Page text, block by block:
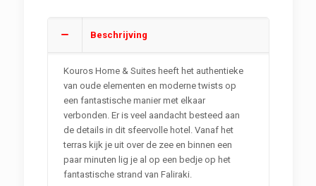
Beschrijving
Kouros Home & Suites heeft het authentieke
van oude elementen en moderne twists op
een fantastische manier met elkaar
verbonden. Er is veel aandacht besteed aan
de details in dit sfeervolle hotel. Vanaf het
terras kijk je uit over de zee en binnen een
paar minuten lig je al op een bedje op het
fantastische strand van Faliraki.